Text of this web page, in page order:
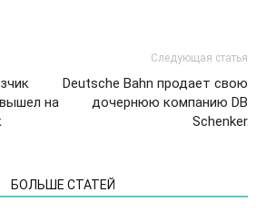
вышел на
Следующая статья
Deutsche Bahn продает свою
дочернюю компанию DB
Schenker
БОЛЬШЕ СТАТЕЙ